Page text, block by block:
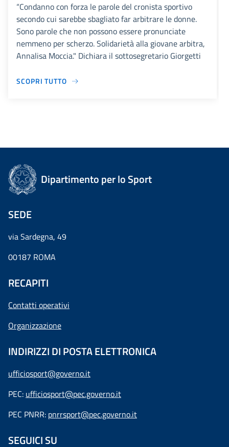
“Condanno con forza le parole del cronista sportivo
secondo cui sarebbe sbagliato far arbitrare le donne.
Sono parole che non possono essere pronunciate
nemmeno per scherzo. Solidarietà alla giovane arbitra,
Annalisa Moccia." Dichiara il sottosegretario Giorgetti
SCOPRI TUTTO
Dipartimento per lo Sport
SEDE
via Sardegna, 49
00187 ROMA
RECAPITI
Contatti operativi
Organizzazione
INDIRIZZI DI POSTA ELETTRONICA
ufficiosport@governo.it
PEC: ufficiosport@pec.governo.it
PEC PNRR: pnrrsport@pec.governo.it
SEGUICI SU